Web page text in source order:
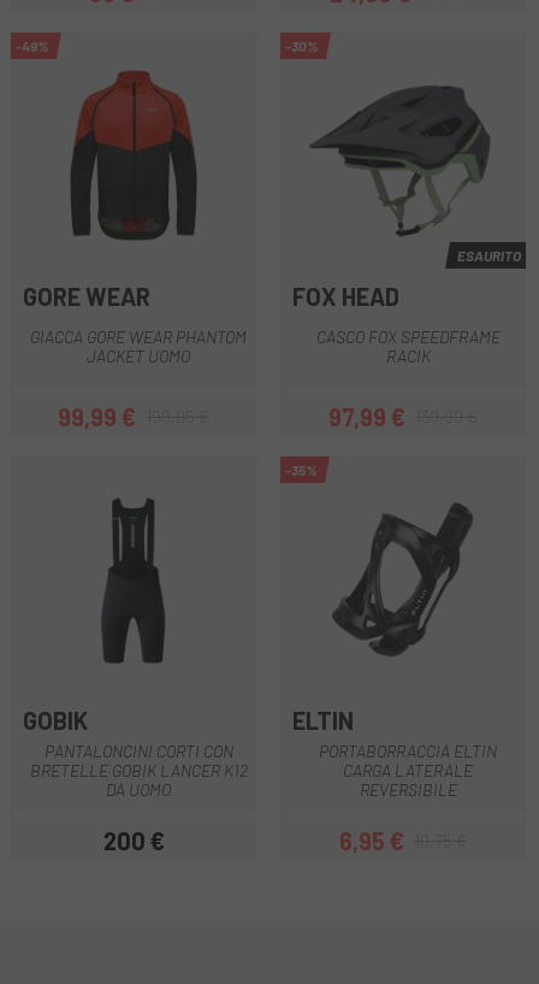
Prezzo
Prezzo base Prezzo
Prezzo base
-49%
GORE WEAR
GIACCA GORE WEAR PHANTOM
JACKET UOMO
Prezzo
99,99 €Prezzo base
-30%
ESAURITO
FOX HEAD
CASCO FOX SPEEDFRAME
RACIK
Prezzo
97,99 €Prezzo base
GOBIK
PANTALONCINI CORTI CON
BRETELLE GOBIK LANCER K12
DA UOMO
Prezzo
200 €
-35%
ELTIN
PORTABORRACCIA ELTIN
CARGA LATERALE
REVERSIBILE
Prezzo
6,95 €Prezzo base